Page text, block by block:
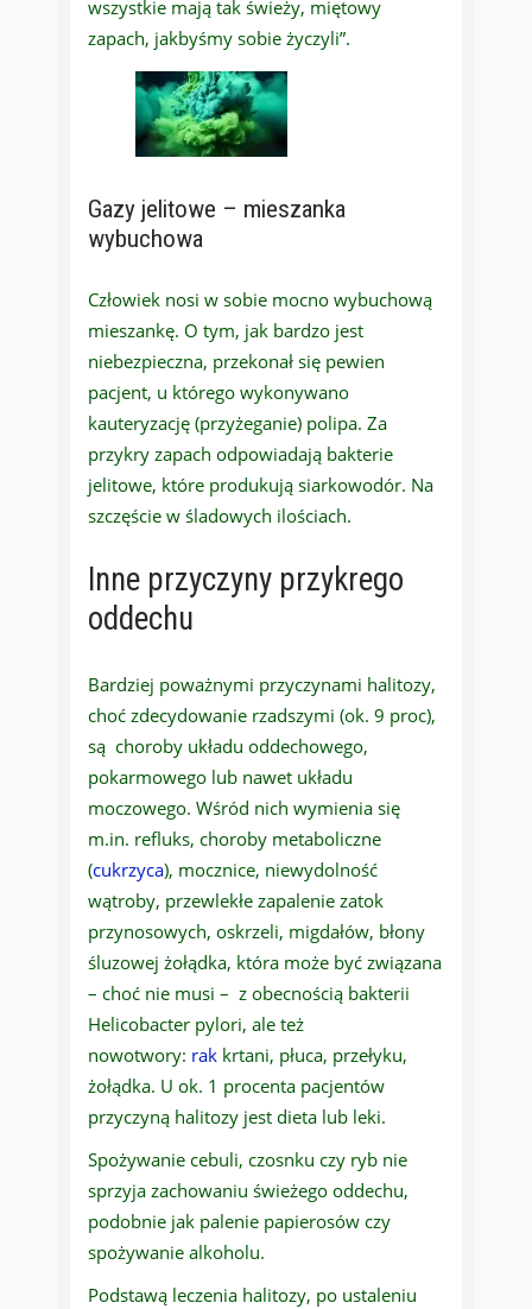
wszystkie mają tak świeży, miętowy
zapach, jakbyśmy sobie życzyli”.
Gazy jelitowe – mieszanka
wybuchowa
Człowiek nosi w sobie mocno wybuchową
mieszankę. O tym, jak bardzo jest
niebezpieczna, przekonał się pewien
pacjent, u którego wykonywano
kauteryzację (przyżeganie) polipa. Za
przykry zapach odpowiadają bakterie
jelitowe, które produkują siarkowodór. Na
szczęście w śladowych ilościach.
Inne przyczyny przykrego
oddechu
Bardziej poważnymi przyczynami halitozy,
choć zdecydowanie rzadszymi (ok. 9 proc),
są choroby układu oddechowego,
pokarmowego lub nawet układu
moczowego. Wśród nich wymienia się
m.in. refluks, choroby metaboliczne
(cukrzyca), mocznice, niewydolność
wątroby, przewlekłe zapalenie zatok
przynosowych, oskrzeli, migdałów, błony
śluzowej żołądka, która może być związana
– choć nie musi – z obecnością bakterii
Helicobacter pylori, ale też
nowotwory: rak krtani, płuca, przełyku,
żołądka. U ok. 1 procenta pacjentów
przyczyną halitozy jest dieta lub leki.
Spożywanie cebuli, czosnku czy ryb nie
sprzyja zachowaniu świeżego oddechu,
podobnie jak palenie papierosów czy
spożywanie alkoholu.
Podstawą leczenia halitozy, po ustaleniu